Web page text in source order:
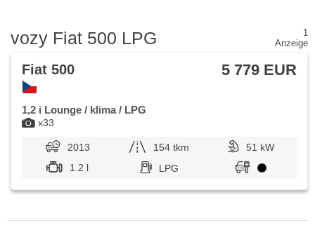
vozy Fiat 500 LPG
1
Anzeige
x33
Fiat 500 5 779 EUR
1,2 i Lounge / klima / LPG
2013 154 tkm
51 kW
1.2 l
LPG